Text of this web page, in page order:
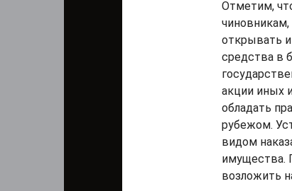
Отметим,
открывать
средства в
акции иных
обладать
рубежом.
видом
имущества.
возложить